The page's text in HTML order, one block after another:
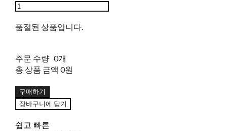
품절된 상품입니다.
주문 수량 0개
총 상품 금액 0원
구매하기
장바구니에 담기
쉽고 빠른